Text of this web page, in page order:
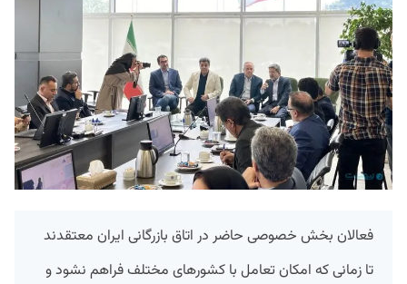
فعالان بخش خصوصی حاضر در اتاق بازرگانی ایران معتقدند
تا زمانی که امکان تعامل با کشورهای مختلف فراهم نشود و